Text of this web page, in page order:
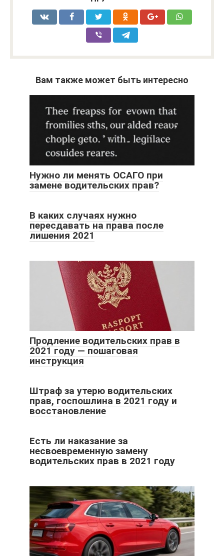
Вам также может быть интересно
Нужно ли менять ОСАГО при
замене водительских прав?
В каких случаях нужно
пересдавать на права после
лишения 2021
Продление водительских прав в
2021 году — пошаговая
инструкция
Штраф за утерю водительских
прав, госпошлина в 2021 году и
восстановление
Есть ли наказание за
несвоевременную замену
водительских прав в 2021 году